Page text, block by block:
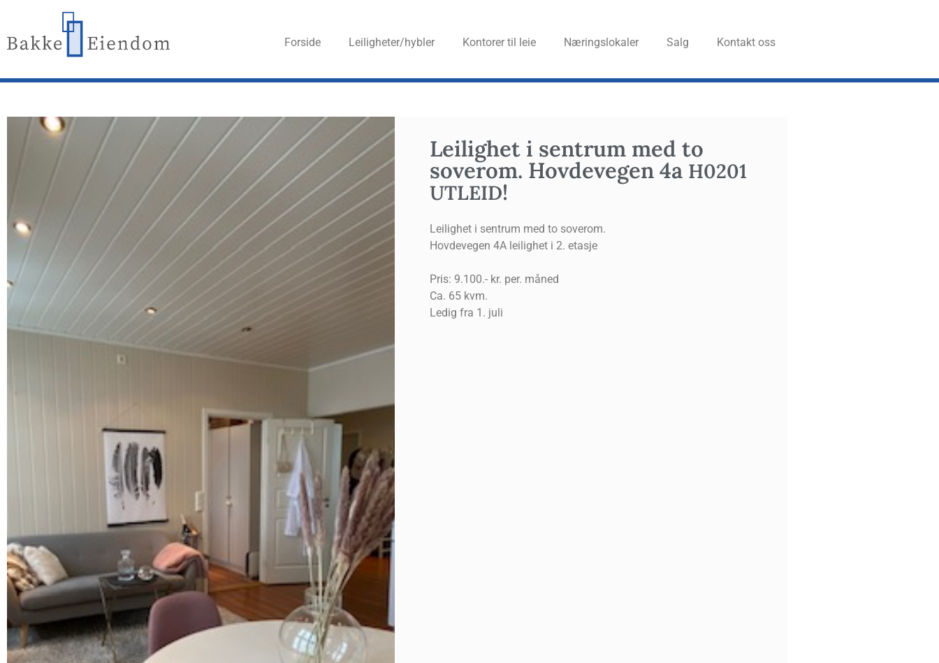
For­si­de Leiligheter/hybler Kon­to­rer til leie Nærings­lo­ka­ler Salg Kon­takt oss
Lei­lig­het i sen­trum med to
sove­rom. Hov­de­ve­gen 4a H0201
UTLEID!
Leilighet i sentrum med to soverom.
Hovdevegen 4A leilighet i 2. etasje
Pris: 9.100.- kr. per. måned
Ca. 65 kvm.
Ledig fra 1. juli